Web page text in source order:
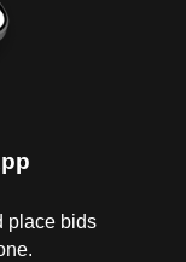
place bids